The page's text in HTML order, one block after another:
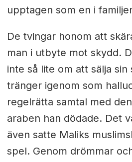
upptagen som en i
De tvingar honom att
man i utbyte mot skydd.
inte så lite om att sälja sin
tränger igenom som
regelrätta samtal med
araben han dödade. Det
även satte Maliks
spel. Genom drömmar